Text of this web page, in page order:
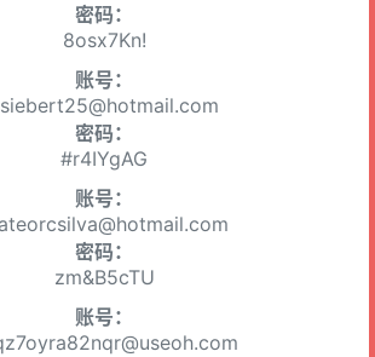
密码：
8osx7Kn!
账号：
密码：
#r4IYgAG
账号：
密码：
zm&B5cTU
账号：